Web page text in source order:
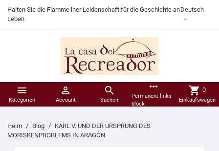
Halten Sie die Flamme lher Leidenschaft für die Geschichte an
Leben
Deutsch


Kategorien

Account

Suchen
more_horiz
Permanent links
block
shopping_cart 0
Einkaufswagen
Heim Blog
KARL V. UND DER URSPRUNG DES
MORISKENPROBLEMS IN ARAGÓN